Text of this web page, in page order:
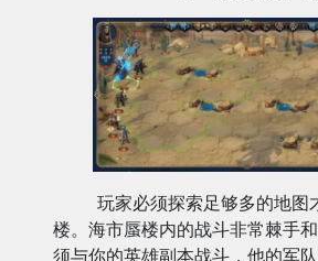
玩家必须探索足够多的地图
楼。海市蜃楼内的战斗非常棘手
须与你的英雄副本战斗，他的军